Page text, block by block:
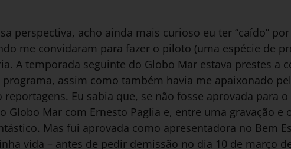
perspectiva, acho ainda mais curioso eu ter “caído”
me convidaram para fazer o piloto (uma espécie de
A temporada seguinte do Globo Mar estava prestes a
assim como também havia me apaixonado
Eu sabia que, se não fosse aprovada para o
Globo Mar com Ernesto Paglia e, entre uma gravação e
Mas fui aprovada como apresentadora no Bem
vida – antes de pedir demissão no dia 10 de março